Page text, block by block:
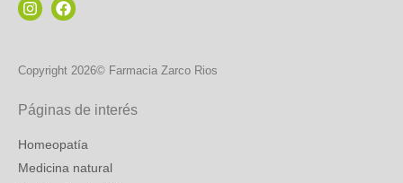
Copyright 2026© Farmacia Zarco Rios
Páginas de interés
Homeopatía
Medicina natural